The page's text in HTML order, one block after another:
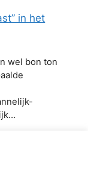
in het
wel bon ton